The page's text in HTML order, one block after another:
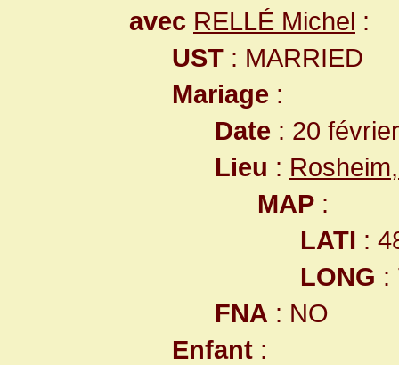
avec RELLÉ Michel :
UST : MARRIED
Mariage :
Date : 20
Lieu :
MAP :
LATI :
LONG :
FNA : NO
Enfant :